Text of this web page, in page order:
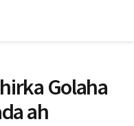
Golaha
ah